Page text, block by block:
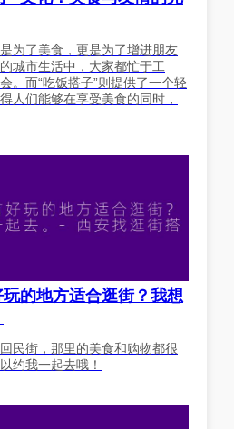
为了美食，更是为了增进朋友
城市生活中，大家都忙于工
。而“吃饭搭子”则提供了一个轻
人们能够在享受美食的同时，
的地方适合逛街？我想
民街，那里的美食和购物都很
约我一起去哦！